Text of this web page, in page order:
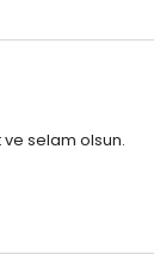
selam olsun.